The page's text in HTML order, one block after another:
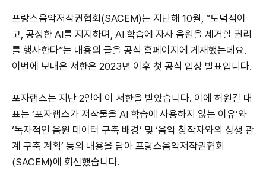
프랑스음악저작권협회(SACEM)는 지난해 10월, “도덕적이
고, 공정한 AI를 지지하며, AI 학습에 자사 음원을 제거할 권리
를 행사한다”는 내용의 글을 공식 홈페이지에 게재했는데요.
이번에 보내온 서한은 2023년 이후 첫 공식 입장 발표입니다.
포자랩스는 지난 2일에 이 서한을 받았습니다. 이에 허원길 대
표는 ‘포자랩스가 저작물을 AI 학습에 사용하지 않는 이유’와
‘독자적인 음원 데이터 구축 배경’ 및 ‘음악 창작자와의 상생 관
계 구축 계획’ 등의 내용을 담아 프랑스음악저작권협회
(SACEM)에 회신했습니다.